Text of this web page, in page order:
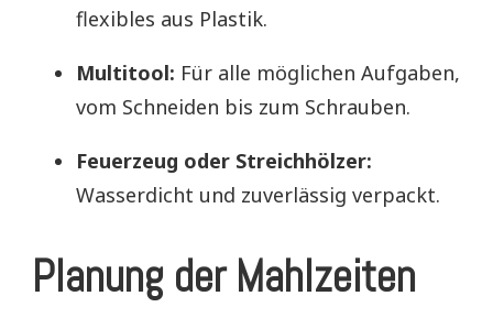
flexibles aus Plastik.
Multitool: Für alle möglichen Aufgaben,
vom Schneiden bis zum Schrauben.
Feuerzeug oder Streichhölzer:
Wasserdicht und zuverlässig verpackt.
Planung der Mahlzeiten